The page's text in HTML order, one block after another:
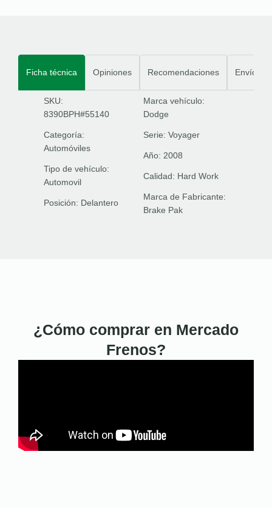
Ficha técnica Opiniones Recomendaciones Envíos
SKU:
8390BPH#55140
Categoría:
Automóviles
Tipo de vehículo:
Automovil
Posición: Delantero
Marca vehículo:
Dodge
Serie: Voyager
Año: 2008
Calidad: Hard Work
Marca de Fabricante:
Brake Pak
¿Cómo comprar en Mercado
Frenos?